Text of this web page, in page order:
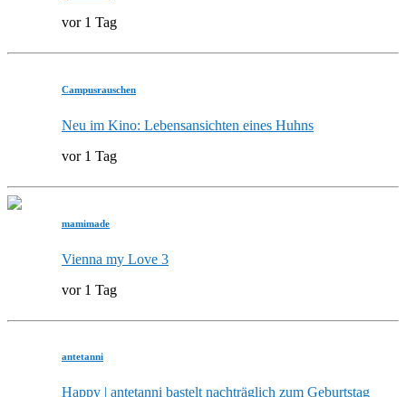
vor 1 Tag
Campusrauschen
Neu im Kino: Lebensansichten eines Huhns
vor 1 Tag
mamimade
Vienna my Love 3
vor 1 Tag
antetanni
Happy | antetanni bastelt nachträglich zum Geburtstag